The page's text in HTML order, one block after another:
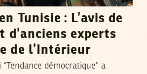
Tunisie : L’avis de
d’anciens experts
de l’Intérieur
démocratique” a